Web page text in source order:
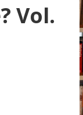
Vol.